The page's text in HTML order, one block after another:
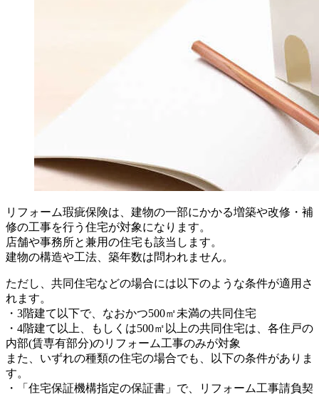
リフォーム瑕疵保険は、建物の一部にかかる増築や改修・補
修の工事を行う住宅が対象になります。
店舗や事務所と兼用の住宅も該当します。
建物の構造や工法、築年数は問われません。
ただし、共同住宅などの場合には以下のような条件が適用さ
れます。
・3階建て以下で、なおかつ500㎡未満の共同住宅
・4階建て以上、もしくは500㎡以上の共同住宅は、各住戸の
内部(賃専有部分)のリフォーム工事のみが対象
また、いずれの種類の住宅の場合でも、以下の条件がありま
す。
・「住宅保証機構指定の保証書」で、リフォーム工事請負契